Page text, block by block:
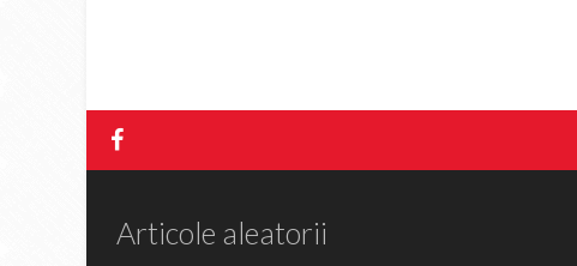
Articole aleatorii